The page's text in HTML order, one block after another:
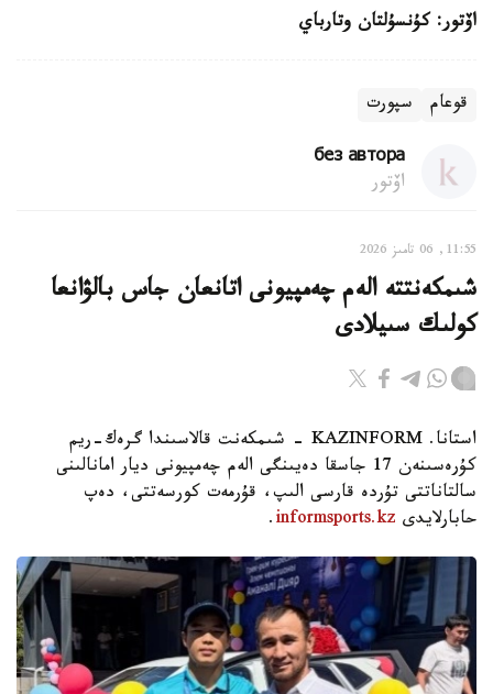
اۆتور: كۇنسۇلتان وتارباي
قوعام سپورت
без автора
اۆتور
11:55, 06 تامىز 2026
شىمكەنتتە الەم چەمپيونى اتانعان جاس بالۋانعا
كولىك سىيلادى
استانا. KAZINFORM - شىمكەنت قالاسىندا گرەك-ريم
كۇرەسىنەن 17 جاسقا دەيىنگى الەم چەمپيونى ديار امانالىنى
سالتاناتتى تۇردە قارسى الىپ، قۇرمەت كورسەتتى، دەپ
حابارلايدى informsports.kz
.